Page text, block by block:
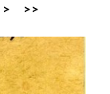
> >>